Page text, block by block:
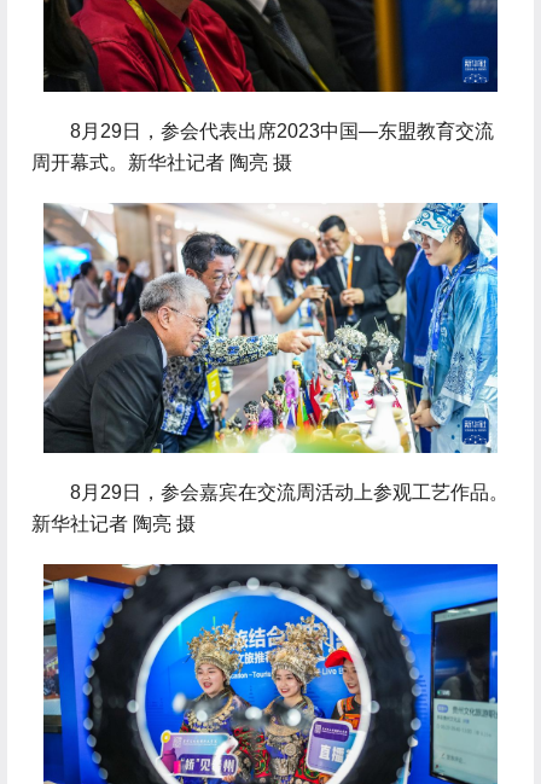
8月29日，参会代表出席2023中国—东盟教育交流
周开幕式。新华社记者 陶亮 摄
8月29日，参会嘉宾在交流周活动上参观工艺作品。
新华社记者 陶亮 摄